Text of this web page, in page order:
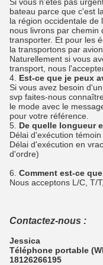
bateau parce que c'est
la région occidentale de
nous livrons par
transporter. Et pour les
la transportons par
Naturellement si vous
transport, nous
4. Est-ce que je peux
Si vous avez besoin
svp faites-nous
le mode avec le
pour votre référence.
5. De quelle longueur
Délai d'exécution
Délai d'exécution en
d'ordre)
6. Comment est-ce
Nous acceptons L/C, T/
Contactez-nous :
Jessica
Téléphone portable
18126266195